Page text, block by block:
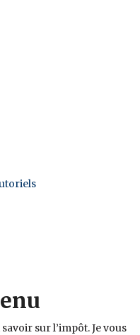
sur l’impôt. Je vous